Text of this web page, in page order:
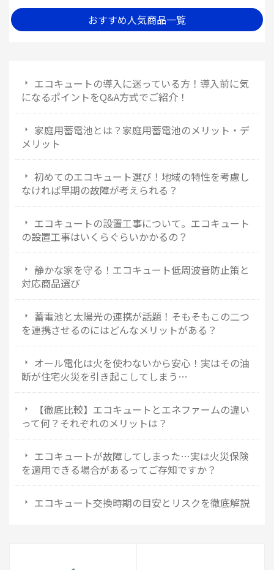
おすすめ人気商品一覧
エコキュートの導入に迷っている方！導入前に気
になるポイントをQ&A方式でご紹介！
家庭用蓄電池とは？家庭用蓄電池のメリット・デ
メリット
初めてのエコキュート選び！地域の特性を考慮し
なければ早期の故障が考えられる？
エコキュートの設置工事について。エコキュート
の設置工事はいくらぐらいかかるの？
静かな家を守る！エコキュート低周波音防止策と
対応商品選び
蓄電池と太陽光の連携が話題！そもそもこの二つ
を連携させるのにはどんなメリットがある？
オール電化は火を使わないから安心！実はその油
断が住宅火災を引き起こしてしまう…
【徹底比較】エコキュートとエネファームの違い
って何？それぞれのメリットは？
エコキュートが故障してしまった…実は火災保険
を適用できる場合があるってご存知ですか？
エコキュート交換時期の目安とリスクを徹底解説